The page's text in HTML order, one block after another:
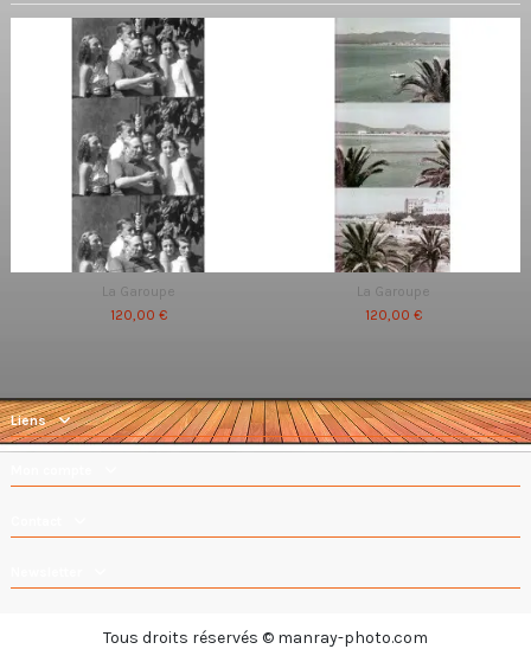
La Garoupe
120,00 €
La Garoupe
120,00 €
Liens
Tous droits réservés © manray-photo.com